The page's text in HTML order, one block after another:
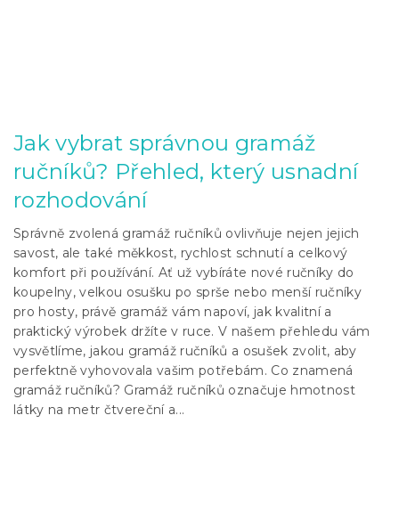
Jak vybrat správnou gramáž
ručníků? Přehled, který usnadní
rozhodování
Správně zvolená gramáž ručníků ovlivňuje nejen jejich
savost, ale také měkkost, rychlost schnutí a celkový
komfort při používání. Ať už vybíráte nové ručníky do
koupelny, velkou osušku po sprše nebo menší ručníky
pro hosty, právě gramáž vám napoví, jak kvalitní a
praktický výrobek držíte v ruce. V našem přehledu vám
vysvětlíme, jakou gramáž ručníků a osušek zvolit, aby
perfektně vyhovovala vašim potřebám. Co znamená
gramáž ručníků? Gramáž ručníků označuje hmotnost
látky na metr čtvereční a...